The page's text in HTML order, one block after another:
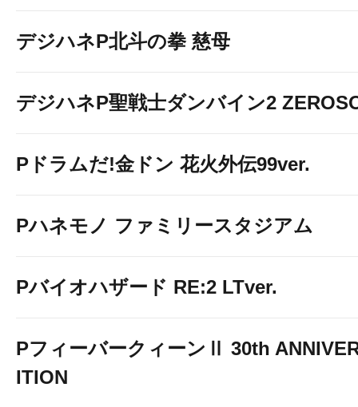
デジハネP北斗の拳 慈母
デジハネP聖戦士ダンバイン2
Pドラムだ!金ドン 花火外伝99ver.
Pハネモノ ファミリースタジアム
Pバイオハザード RE:2 LTver.
PフィーバークィーンⅡ 30th
ITION